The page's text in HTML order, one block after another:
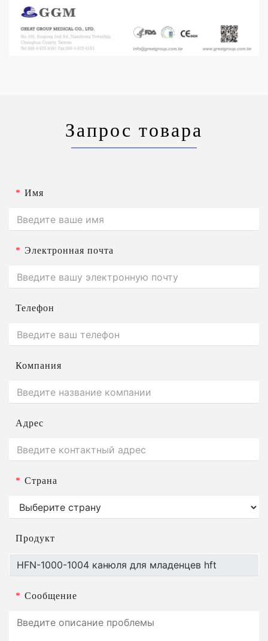
Запрос товара
* Имя
* Электронная почта
Телефон
Компания
Адрес
* Страна
Продукт
* Сообщение